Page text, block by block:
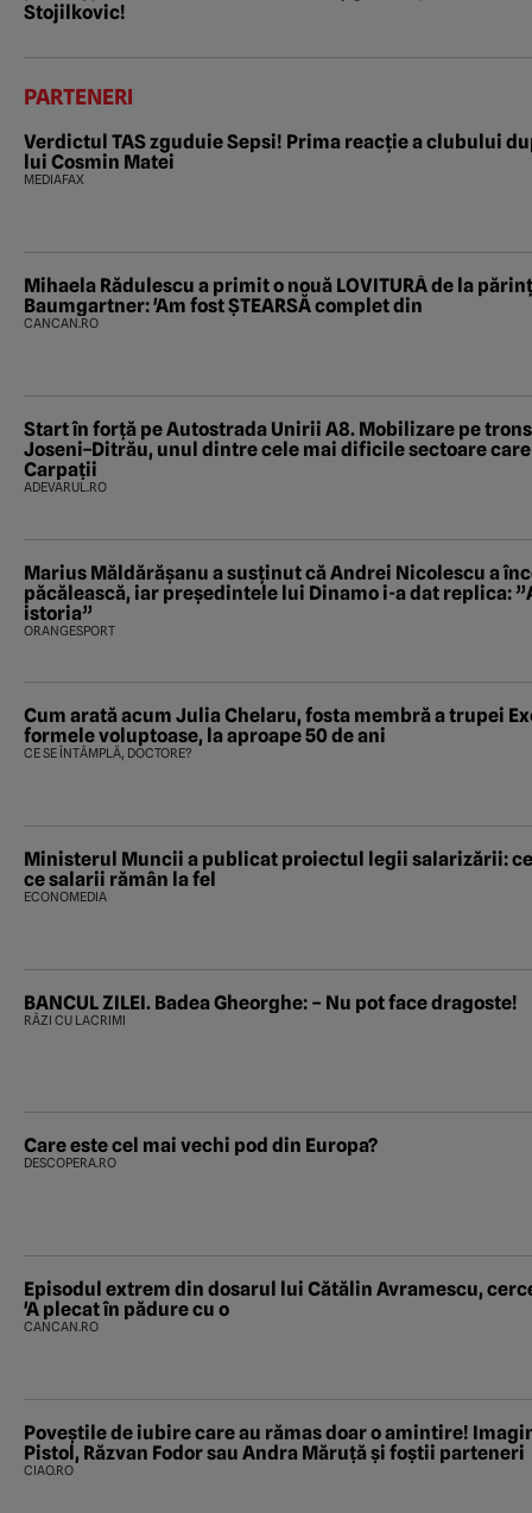
Stojilkovic!
PARTENERI
Verdictul TAS zguduie Sepsi! Prima reacție a clubului
lui Cosmin Matei
MEDIAFAX
Mihaela Rădulescu a primit o nouă LOVITURĂ de la
Baumgartner: 'Am fost ȘTEARSĂ complet din
CANCAN.RO
Start în forță pe Autostrada Unirii A8. Mobilizare pe
Joseni–Ditrău, unul dintre cele mai dificile sectoare
Carpații
ADEVARUL.RO
Marius Măldărăşanu a susţinut că Andrei Nicolescu a
păcălească, iar preşedintele lui Dinamo i-a dat replica:
istoria”
ORANGESPORT
Cum arată acum Julia Chelaru, fosta membră a trupei Exotic! Și-a
formele voluptoase, la aproape 50 de ani
CE SE ÎNTÂMPLĂ, DOCTORE?
Ministerul Muncii a publicat proiectul legii salarizării:
ce salarii rămân la fel
ECONOMEDIA
BANCUL ZILEI. Badea Gheorghe: – Nu pot face dragoste!
RÂZI CU LACRIMI
Care este cel mai vechi pod din Europa?
DESCOPERA.RO
Episodul extrem din dosarul lui Cătălin Avramescu,
'A plecat în pădure cu o
CANCAN.RO
Poveştile de iubire care au rămas doar o amintire!
Pistol, Răzvan Fodor sau Andra Măruţă şi foştii parteneri
CIAO.RO